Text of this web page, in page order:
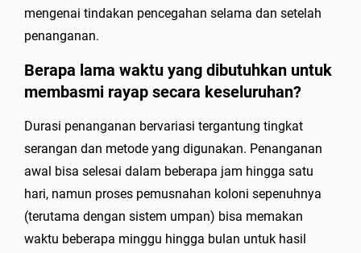
mengenai tindakan pencegahan selama dan setelah
penanganan.
Berapa lama waktu yang dibutuhkan untuk
membasmi rayap secara keseluruhan?
Durasi penanganan bervariasi tergantung tingkat
serangan dan metode yang digunakan. Penanganan
awal bisa selesai dalam beberapa jam hingga satu
hari, namun proses pemusnahan koloni sepenuhnya
(terutama dengan sistem umpan) bisa memakan
waktu beberapa minggu hingga bulan untuk hasil